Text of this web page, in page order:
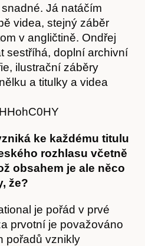
Já natáčím
videa, stejný záběr
v angličtině. Ondřej
sestříhá, doplní archivní
ilustrační záběry
a titulky a videa
ke každému titulu
rozhlasu včetně
obsahem je ale něco
že?
je pořád v prvé
prvotní je považováno
pořadů vznikly